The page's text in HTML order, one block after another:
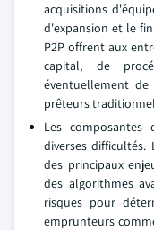
acquisitions
d'expansion et le
P2P offrent aux
capital, de
éventuellement
prêteurs
Les
diverses
des principaux
des algorithmes
risques pour
emprunteurs